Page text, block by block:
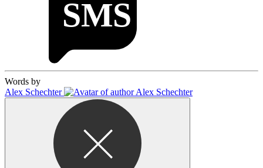
Words by
Alex Schechter